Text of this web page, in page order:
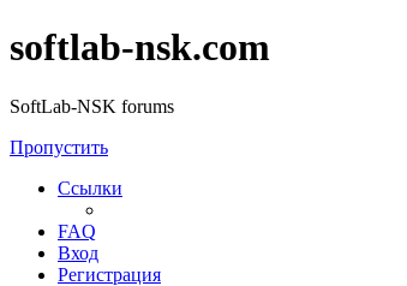
softlab-nsk.com
SoftLab-NSK forums
Пропустить
Ссылки
FAQ
Вход
Регистрация